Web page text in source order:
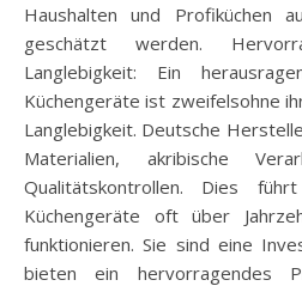
Haushalten und Profiküchen
geschätzt werden.
Langlebigkeit: Ein
Küchengeräte ist zweifelsohne
Langlebigkeit. Deutsche
Materialien, akribische
Qualitätskontrollen. Dies
Küchengeräte oft über
funktionieren. Sie sind eine
bieten ein hervorragendes